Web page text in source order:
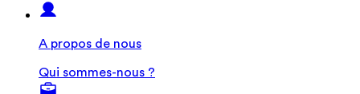
A propos de nous
Qui sommes-nous ?